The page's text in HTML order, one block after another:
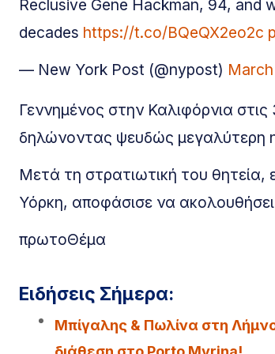
Reclusive Gene Hackman, 94,
decades https://t.co/BQeQX2eo2c
— New York Post (@nypost)
Γεννημένος στην Καλιφόρνια
δηλώνοντας ψευδώς μεγαλύτερη
Μετά τη στρατιωτική του θητεία,
Υόρκη, αποφάσισε να ακολουθήσει
πρωτοΘέμα
Ειδήσεις Σήμερα:
Μπίγαλης & Πωλίνα στη